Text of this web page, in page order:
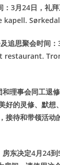
日，礼拜五
kapell.
聚会时间：3
restaurant.
理事会同工退
好的灵修、默想
接待和带领活动
东决定4月24